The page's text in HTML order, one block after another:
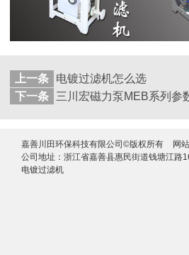
上一条
电镀过滤机怎么选
下一条
三川宏磁力泵MEB系列参
嘉善川田环保科技有限公司©版权所有
网
公司地址：浙江省嘉善县惠民街道钱塘江路
电镀过滤机